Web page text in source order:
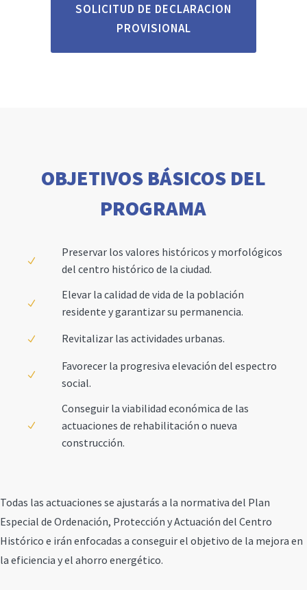
SOLICITUD DE DECLARACION
PROVISIONAL
OBJETIVOS BÁSICOS DEL
PROGRAMA
Preservar los valores históricos y morfológicos
del centro histórico de la ciudad.
Elevar la calidad de vida de la población
residente y garantizar su permanencia.
Revitalizar las actividades urbanas.
Favorecer la progresiva elevación del espectro
social.
Conseguir la viabilidad económica de las
actuaciones de rehabilitación o nueva
construcción.
Todas las actuaciones se ajustarás a la normativa del Plan
Especial de Ordenación, Protección y Actuación del Centro
Histórico e irán enfocadas a conseguir el objetivo de la mejora en
la eficiencia y el ahorro energético.